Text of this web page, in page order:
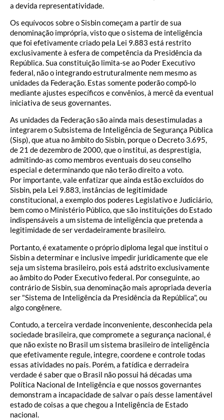
a devida representatividade.
Os equívocos sobre o Sisbin começam a partir de sua
denominação imprópria, visto que o sistema de inteligência
que foi efetivamente criado pela Lei 9.883 está restrito
exclusivamente à esfera de competência da Presidência da
República. Sua constituição limita-se ao Poder Executivo
federal, não o integrando estruturalmente nem mesmo as
unidades da Federação. Estas somente poderão compô-lo
mediante ajustes específicos e convênios, à mercê da eventual
iniciativa de seus governantes.
As unidades da Federação são ainda mais desestimuladas a
integrarem o Subsistema de Inteligência de Segurança Pública
(Sisp), que atua no âmbito do Sisbin, porque o Decreto 3.695,
de 21 de dezembro de 2000, que o institui, as desprestigia,
admitindo-as como membros eventuais do seu conselho
especial e determinando que não terão direito a voto.
Por importante, vale enfatizar que ainda estão excluídos do
Sisbin, pela Lei 9.883, instâncias de legitimidade
constitucional, a exemplo dos poderes Legislativo e Judiciário,
bem como o Ministério Público, que são instituições do Estado
indispensáveis a um sistema de inteligência que pretenda a
legitimidade de ser verdadeiramente brasileiro.
Portanto, é exatamente o próprio diploma legal que institui o
Sisbin a determinar e inclusive impedir juridicamente que ele
seja um sistema brasileiro, pois está adstrito exclusivamente
ao âmbito do Poder Executivo federal. Por conseguinte, ao
contrário de Sisbin, sua denominação mais apropriada deveria
ser "Sistema de Inteligência da Presidência da República", ou
algo congênere.
Contudo, a terceira verdade inconveniente, desconhecida pela
sociedade brasileira, que compromete a segurança nacional, é
que não existe no Brasil um sistema brasileiro de inteligência
que efetivamente regule, integre, coordene e controle todas
essas atividades no país. Porém, a fatídica e derradeira
verdade é saber que o Brasil não possui há décadas uma
Política Nacional de Inteligência e que nossos governantes
demonstram a incapacidade de salvar o país desse lamentável
estado de coisas a que chegou a Inteligência de Estado
nacional.